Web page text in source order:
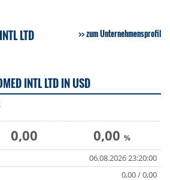
LTD zum Unternehmensprofil
INTL LTD IN USD
0,00 0,00 %
06.08.2026 23:20:00
0,00 / 0,00